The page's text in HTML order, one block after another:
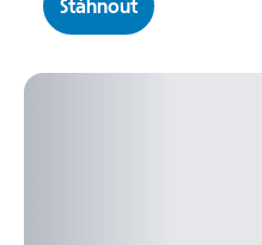
Stáhnout